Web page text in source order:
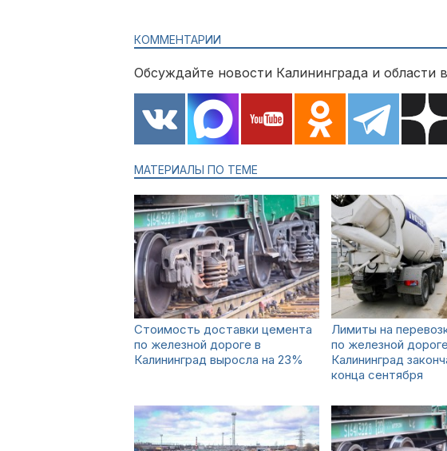
КОММЕНТАРИИ
Обсуждайте новости Калининграда и области
МАТЕРИАЛЫ ПО ТЕМЕ
Стоимость доставки цемента
по железной дороге в
Калининград выросла на 23%
Лимиты на
по железной
Калининград
конца сентября